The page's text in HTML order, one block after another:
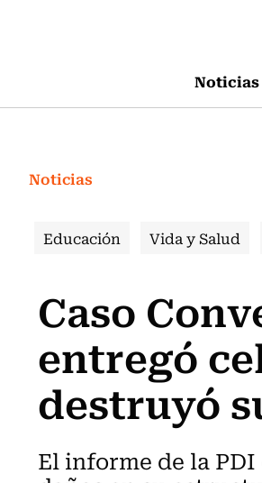
Noticias
Noticias
Educación Vida y Salud
Caso
entregó
destruyó
El informe de la